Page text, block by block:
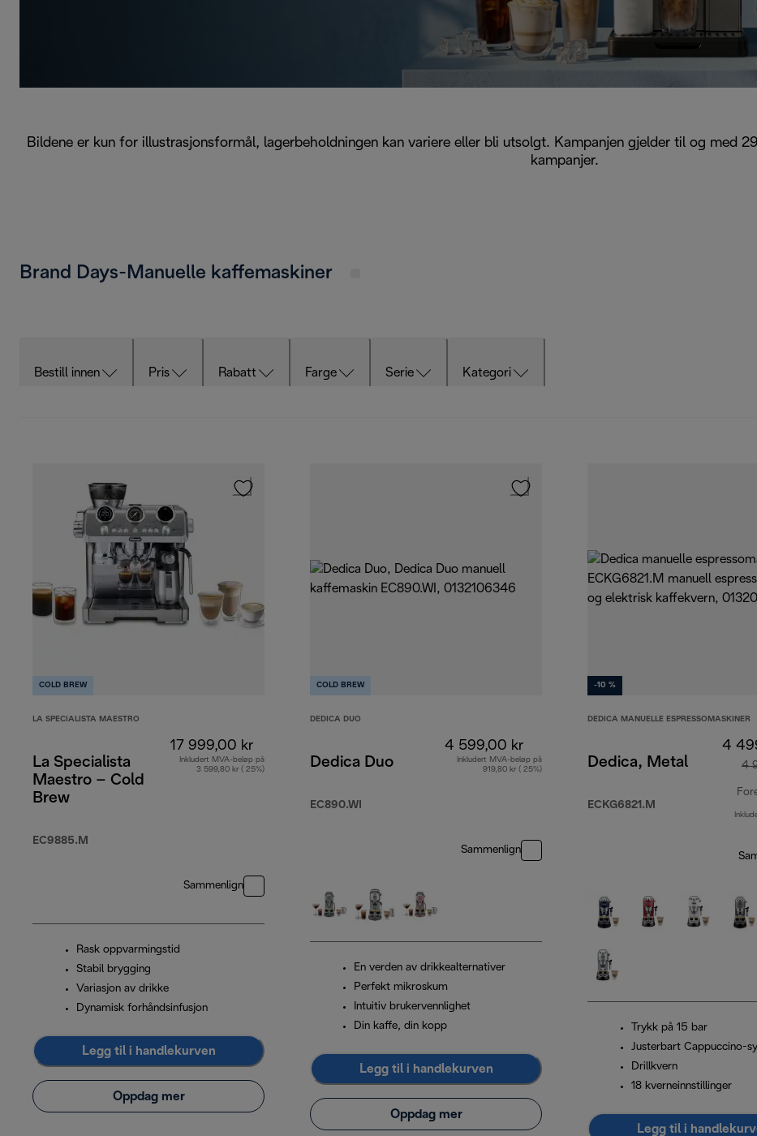
Bildene er kun for illustrasjonsformål, lagerbeholdningen kan variere eller bli utsolgt. Kampanjen gjelder til og med
kampanjer.
Brand Days-Manuelle kaffemaskiner
Bestill innen Pris Rabatt Farge Serie Kategori
COLD BREW
LA SPECIALISTA MAESTRO
La Specialista
Maestro – Cold
Brew
EC9885.M
17 999,00 kr
Inkludert MVA-beløp på
3 599,80 kr ( 25%)
Sammenlign
Rask oppvarmingstid
Stabil brygging
Variasjon av drikke
Dynamisk forhåndsinfusjon
Legg til i handlekurven
Oppdag mer
COLD BREW
DEDICA DUO
Dedica Duo
EC890.WI
4 599,00 kr
Inkludert MVA-beløp på
919,80 kr ( 25%)
Sammenlign
En verden av drikkealternativer
Perfekt mikroskum
Intuitiv brukervennlighet
Din kaffe, din kopp
Legg til i handlekurven
Oppdag mer
-10 %
DEDICA MANUELLE ESPRESSOMASKINER
Dedica, Metal
ECKG6821.M
4
4
Trykk på 15 bar
Justerbart Cappuccino-
Drillkvern
18 kverneinnstillinger
Legg til i